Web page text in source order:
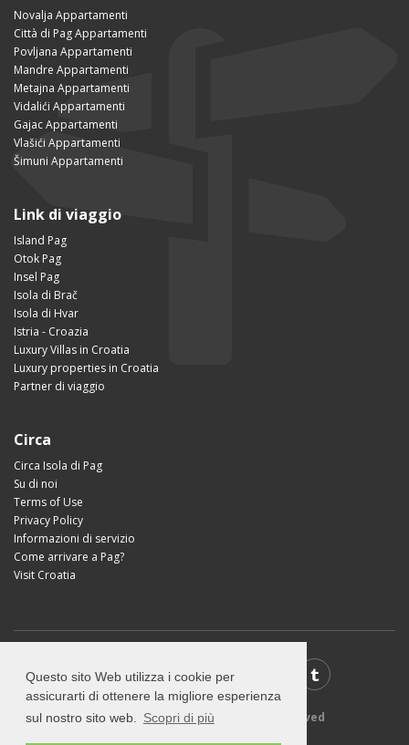
Questo sito Web utilizza i cookie per
assicurarti di ottenere la migliore esperienza
sul nostro sito web.
Scopri di più
Novalja Appartamenti
Città di Pag Appartamenti
Povljana Appartamenti
Mandre Appartamenti
Metajna Appartamenti
Vidalići Appartamenti
Gajac Appartamenti
Vlašići Appartamenti
Šimuni Appartamenti
Link di viaggio
Island Pag
Otok Pag
Insel Pag
Isola di Brač
Isola di Hvar
Istria - Croazia
Luxury Villas in Croatia
Luxury properties in Croatia
Partner di viaggio
Circa
Circa Isola di Pag
Su di noi
Terms of Use
Privacy Policy
Informazioni di servizio
Come arrivare a Pag?
Visit Croatia
© 2026 Visit-Pag.com - All rights reserved